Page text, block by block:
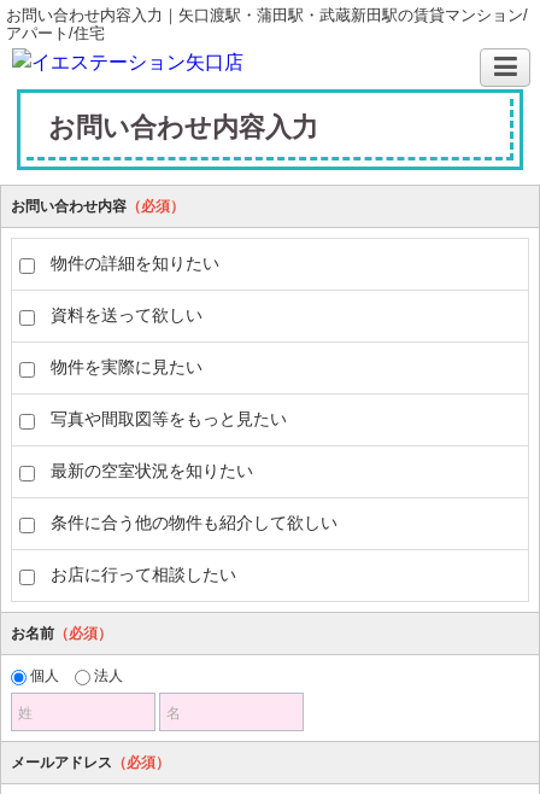
お問い合わせ内容入力｜矢口渡駅・蒲田駅・武蔵新田駅の賃貸マンション/
アパート/住宅
お問い合わせ内容入力
お問い合わせ内容 （必須）
物件の詳細を知りたい
資料を送って欲しい
物件を実際に見たい
写真や間取図等をもっと見たい
最新の空室状況を知りたい
条件に合う他の物件も紹介して欲しい
お店に行って相談したい
お名前 （必須）
個人 法人
姓 名
メールアドレス （必須）